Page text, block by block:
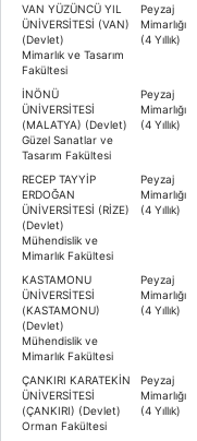
VAN YÜZÜNCÜ YIL
ÜNİVERSİTESİ (VAN)
(Devlet)
Mimarlık ve Tasarım
Fakültesi
Peyzaj
Mimarlığı
(4 Yıllık)
İNÖNÜ
ÜNİVERSİTESİ
(MALATYA) (Devlet)
Güzel Sanatlar ve
Tasarım Fakültesi
Peyzaj
Mimarlığı
(4 Yıllık)
RECEP TAYYİP
ERDOĞAN
ÜNİVERSİTESİ (RİZE)
(Devlet)
Mühendislik ve
Mimarlık Fakültesi
Peyzaj
Mimarlığı
(4 Yıllık)
KASTAMONU
ÜNİVERSİTESİ
(KASTAMONU)
(Devlet)
Mühendislik ve
Mimarlık Fakültesi
Peyzaj
Mimarlığı
(4 Yıllık)
ÇANKIRI KARATEKİN
ÜNİVERSİTESİ
(ÇANKIRI) (Devlet)
Orman Fakültesi
Peyzaj
Mimarlığı
(4 Yıllık)